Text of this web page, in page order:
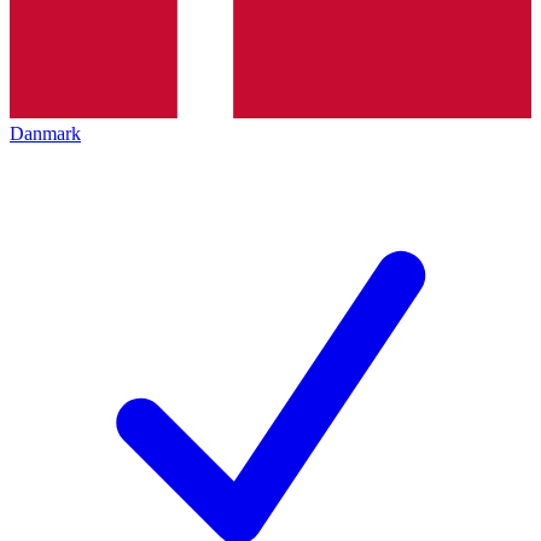
Danmark